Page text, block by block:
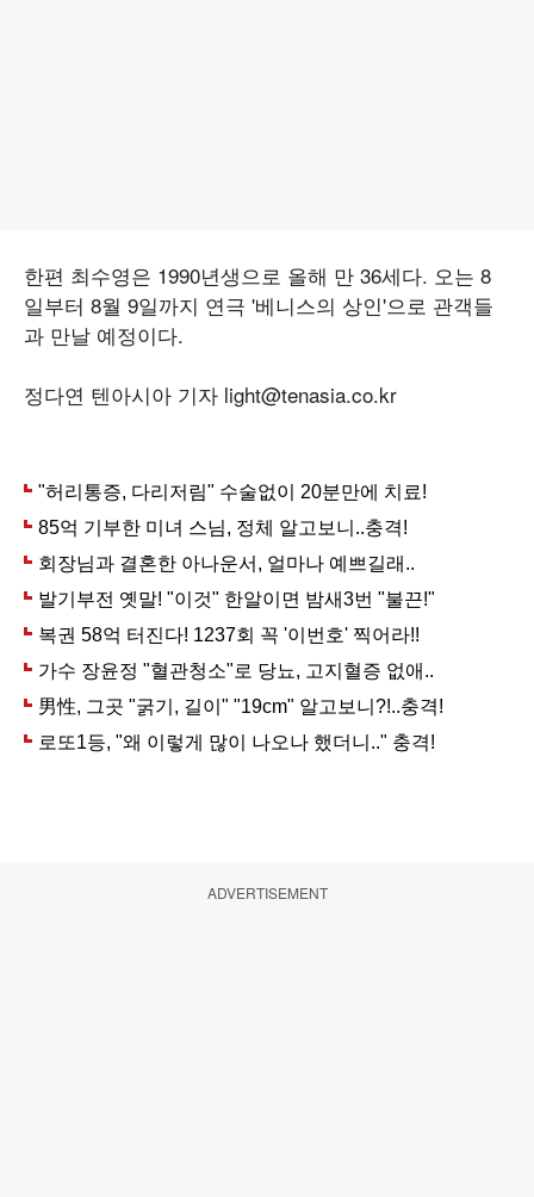
한편 최수영은 1990년생으로 올해 만 36세다. 오는 8
일부터 8월 9일까지 연극 '베니스의 상인'으로 관객들
과 만날 예정이다.
정다연 텐아시아 기자 light@tenasia.co.kr
ADVERTISEMENT